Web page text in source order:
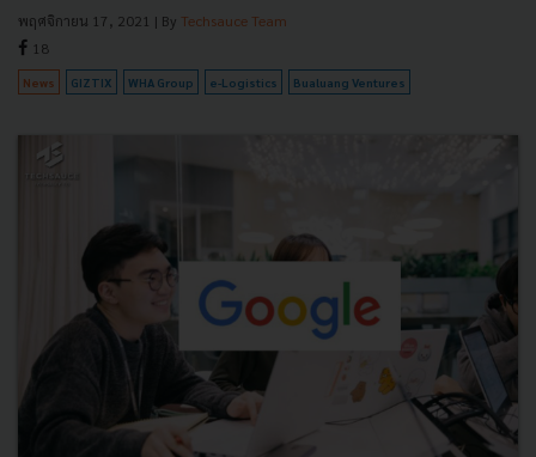
พฤศจิกายน 17, 2021 | By Techsauce Team
18
News GIZTIX WHA Group e-Logistics Bualuang Ventures